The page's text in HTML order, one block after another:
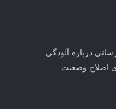
درباره آلودگی
اصلاح وضعیت